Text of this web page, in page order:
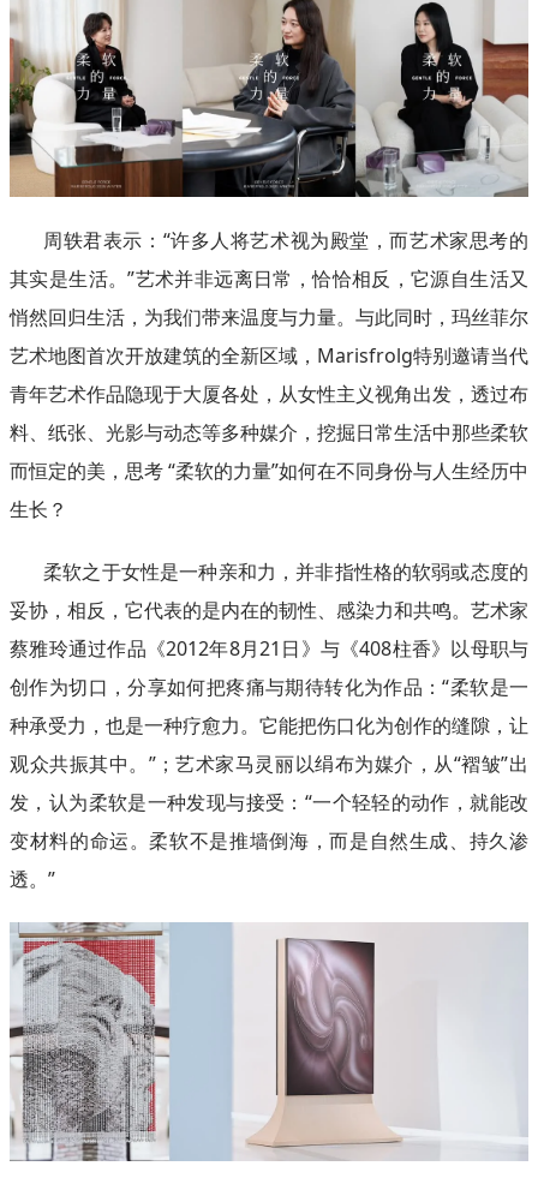
周轶君表示：“许多人将艺术视为殿堂，而艺术家思考的
其实是生活。”艺术并非远离日常，恰恰相反，它源自生活又
悄然回归生活，为我们带来温度与力量。与此同时，玛丝菲尔
艺术地图首次开放建筑的全新区域，Marisfrolg特别邀请当代
青年艺术作品隐现于大厦各处，从女性主义视角出发，透过布
料、纸张、光影与动态等多种媒介，挖掘日常生活中那些柔软
而恒定的美，思考 “柔软的力量”如何在不同身份与人生经历中
生长？
柔软之于女性是一种亲和力，并非指性格的软弱或态度的
妥协，相反，它代表的是内在的韧性、感染力和共鸣。艺术家
蔡雅玲通过作品《2012年8月21日》与《408柱香》以母职与
创作为切口，分享如何把疼痛与期待转化为作品：“柔软是一
种承受力，也是一种疗愈力。它能把伤口化为创作的缝隙，让
观众共振其中。”；艺术家马灵丽以绢布为媒介，从“褶皱”出
发，认为柔软是一种发现与接受：“一个轻轻的动作，就能改
变材料的命运。柔软不是推墙倒海，而是自然生成、持久渗
透。”